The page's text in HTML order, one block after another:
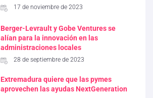
17 de noviembre de 2023
Berger-Levrault y Gobe Ventures se
alían para la innovación en las
administraciones locales
28 de septiembre de 2023
Extremadura quiere que las pymes
aprovechen las ayudas NextGeneration